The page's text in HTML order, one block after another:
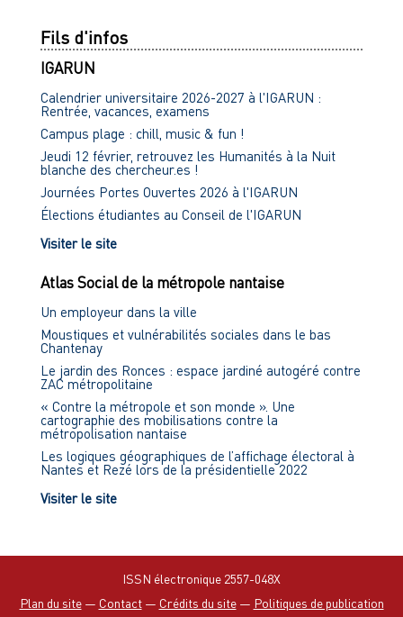
Fils d'infos
IGARUN
Calendrier universitaire 2026-2027 à l'IGARUN :
Rentrée, vacances, examens
Campus plage : chill, music & fun !
Jeudi 12 février, retrouvez les Humanités à la Nuit
blanche des chercheur.es !
Journées Portes Ouvertes 2026 à l'IGARUN
Élections étudiantes au Conseil de l'IGARUN
Visiter le site
Atlas Social de la métropole nantaise
Un employeur dans la ville
Moustiques et vulnérabilités sociales dans le bas
Chantenay
Le jardin des Ronces : espace jardiné autogéré contre
ZAC métropolitaine
« Contre la métropole et son monde ». Une
cartographie des mobilisations contre la
métropolisation nantaise
Les logiques géographiques de l’affichage électoral à
Nantes et Rezé lors de la présidentielle 2022
Visiter le site
ISSN électronique 2557-048X
Plan du site— Contact— Crédits du site— Politiques de publication